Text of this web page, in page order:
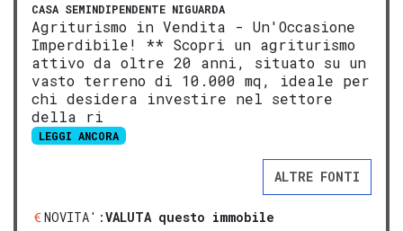
CASA SEMINDIPENDENTE NIGUARDA
Agriturismo in Vendita - Un'Occasione
Imperdibile! ** Scopri un agriturismo
attivo da oltre 20 anni, situato su un
vasto terreno di 10.000 mq, ideale per
chi desidera investire nel settore
della ri
LEGGI ANCORA
ALTRE FONTI
NOVITA':VALUTA questo immobile